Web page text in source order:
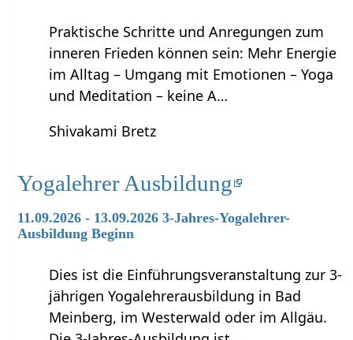
Praktische Schritte und Anregungen zum
inneren Frieden können sein: Mehr Energie
im Alltag – Umgang mit Emotionen – Yoga
und Meditation – keine A…
Shivakami Bretz
Yogalehrer Ausbildung
11.09.2026 - 13.09.2026 3-Jahres-Yogalehrer-
Ausbildung Beginn
Dies ist die Einführungsveranstaltung zur 3-
jährigen Yogalehrerausbildung in Bad
Meinberg, im Westerwald oder im Allgäu.